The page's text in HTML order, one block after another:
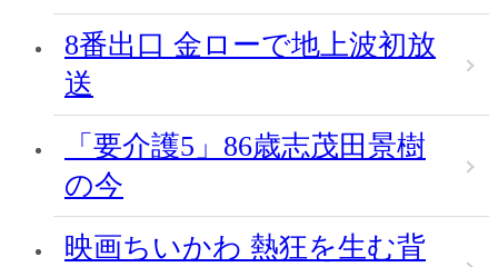
8番出口 金ローで地上波初放
送
「要介護5」86歳志茂田景樹
の今
映画ちいかわ 熱狂を生む背